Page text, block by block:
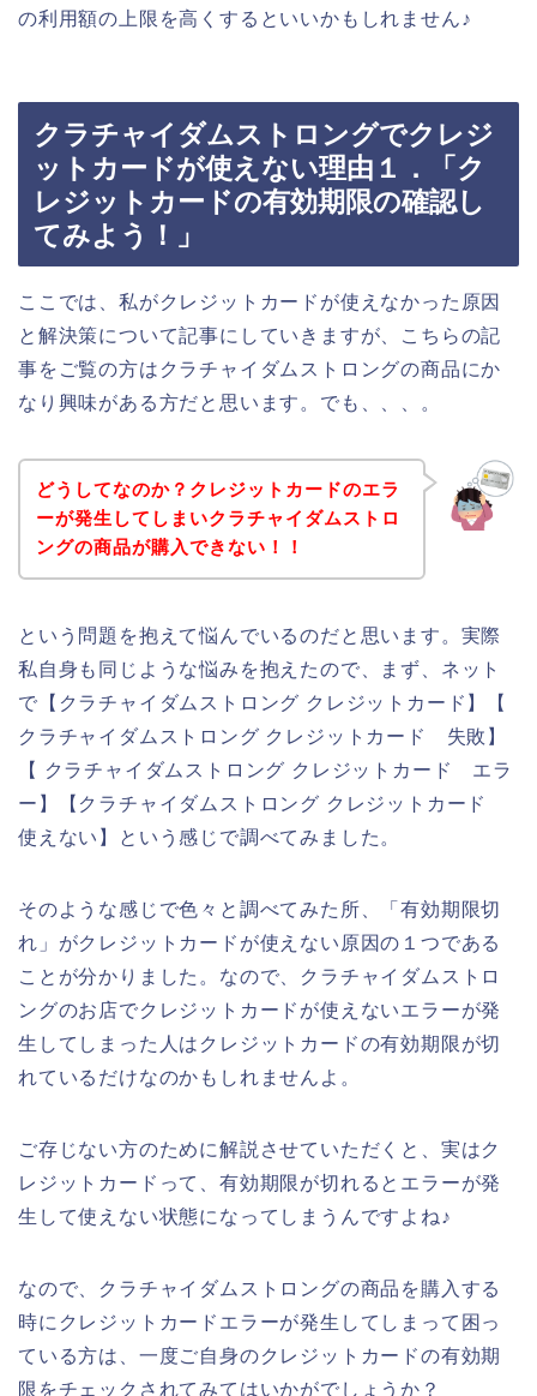
の利用額の上限を高くするといいかもしれません♪
クラチャイダムストロングでクレジ
ットカードが使えない理由１．「ク
レジットカードの有効期限の確認し
てみよう！」
ここでは、私がクレジットカードが使えなかった原因
と解決策について記事にしていきますが、こちらの記
事をご覧の方はクラチャイダムストロングの商品にか
なり興味がある方だと思います。でも、、、。
どうしてなのか？クレジットカードのエラ
ーが発生してしまいクラチャイダムストロ
ングの商品が購入できない！！
という問題を抱えて悩んでいるのだと思います。実際
私自身も同じような悩みを抱えたので、まず、ネット
で【クラチャイダムストロング クレジットカード】【
クラチャイダムストロング クレジットカード 失敗】
【 クラチャイダムストロング クレジットカード エラ
ー】【クラチャイダムストロング クレジットカード
使えない】という感じで調べてみました。
そのような感じで色々と調べてみた所、「有効期限切
れ」がクレジットカードが使えない原因の１つである
ことが分かりました。なので、クラチャイダムストロ
ングのお店でクレジットカードが使えないエラーが発
生してしまった人はクレジットカードの有効期限が切
れているだけなのかもしれませんよ。
ご存じない方のために解説させていただくと、実はク
レジットカードって、有効期限が切れるとエラーが発
生して使えない状態になってしまうんですよね♪
なので、クラチャイダムストロングの商品を購入する
時にクレジットカードエラーが発生してしまって困っ
ている方は、一度ご自身のクレジットカードの有効期
限をチェックされてみてはいかがでしょうか？